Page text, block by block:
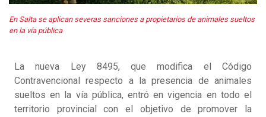
En Salta se aplican severas sanciones a propietarios de animales sueltos
en la vía pública
La nueva Ley 8495, que modifica el Código
Contravencional respecto a la presencia de animales
sueltos en la vía pública, entró en vigencia en todo el
territorio provincial con el objetivo de promover la